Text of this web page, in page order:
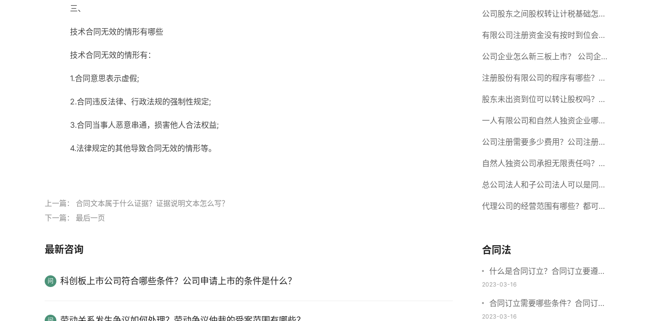
三、
技术合同无效的情形有哪些
技术合同无效的情形有：
1.合同意思表示虚假;
2.合同违反法律、行政法规的强制性规定;
3.合同当事人恶意串通，损害他人合法权益;
4.法律规定的其他导致合同无效的情形等。
上一篇： 合同文本属于什么证据？证据说明文本怎么写？
下一篇： 最后一页
最新咨询
科创板上市公司符合哪些条件？公司申请上市的条件是什么？
公司股东之间股权转让计税基础怎么
确认？公司股东之间的股权转让要符
合什么要件？
有限公司注册资金没有按时到位会怎
么样？股份有限公司设立的注册条件
公司企业怎么新三板上市？ 公司企
业新三板上市的流程
注册股份有限公司的程序有哪些？注
册股份有限公司需要提交哪些材料？
股东未出资到位可以转让股权吗？股
东未出资到位能否分红？
一人有限公司和自然人独资企业哪个
好？一人公司设立条件有哪些？
公司注册需要多少费用？公司注册需
要准备什么材料？
自然人独资公司承担无限责任吗？有
限责任公司与有限责任公司的区别
总公司法人和子公司法人可以是同一
个人吗？总公司更名分公司需要更改
代理公司的经营范围有哪些？都可以
合同法
什么是合同订立？合同订立要遵守
什么原则？订立方式有哪些？
2023-03-16
合同订立需要哪些条件？合同订立
与合同成立有什么不同？
2023-03-16